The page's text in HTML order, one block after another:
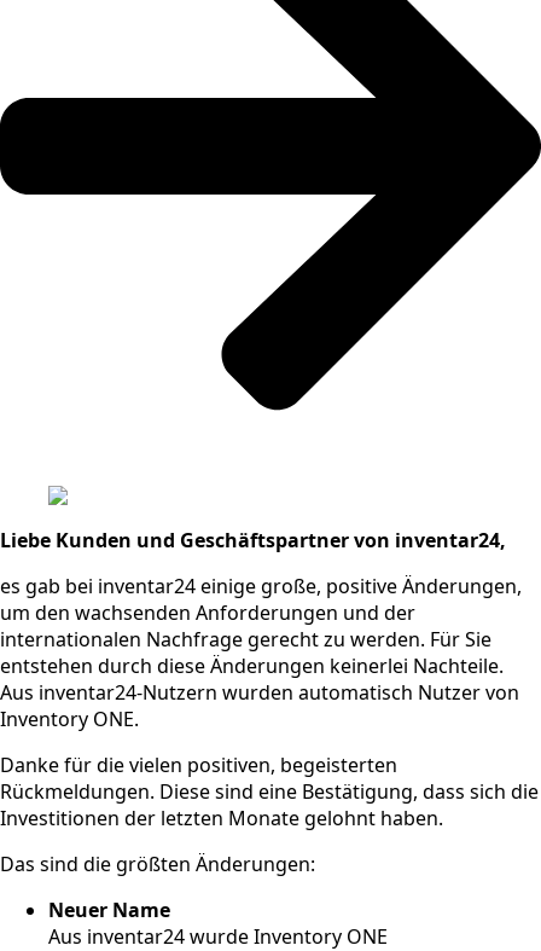
Liebe Kunden und Geschäftspartner von inventar24,
es gab bei inventar24 einige große, positive Änderungen,
um den wachsenden Anforderungen und der
internationalen Nachfrage gerecht zu werden. Für Sie
entstehen durch diese Änderungen keinerlei Nachteile.
Aus inventar24-Nutzern wurden automatisch Nutzer von
Inventory ONE.
Danke für die vielen positiven, begeisterten
Rückmeldungen. Diese sind eine Bestätigung, dass sich die
Investitionen der letzten Monate gelohnt haben.
Das sind die größten Änderungen:
Neuer Name
Aus inventar24 wurde Inventory ONE